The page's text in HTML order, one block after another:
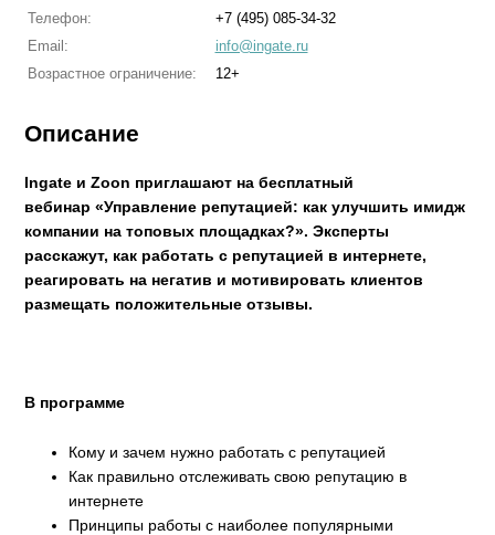
Телефон:
+7 (495) 085-34-32
Email:
info@ingate.ru
Возрастное ограничение:
12+
Описание
Ingate и Zoon приглашают на бесплатный
вебинар «Управление репутацией: как улучшить имидж
компании на топовых площадках?». Эксперты
расскажут, как работать с репутацией в интернете,
реагировать на негатив и мотивировать клиентов
размещать положительные отзывы.
В программе
Кому и зачем нужно работать с репутацией
Как правильно отслеживать свою репутацию в
интернете
Принципы работы с наиболее популярными